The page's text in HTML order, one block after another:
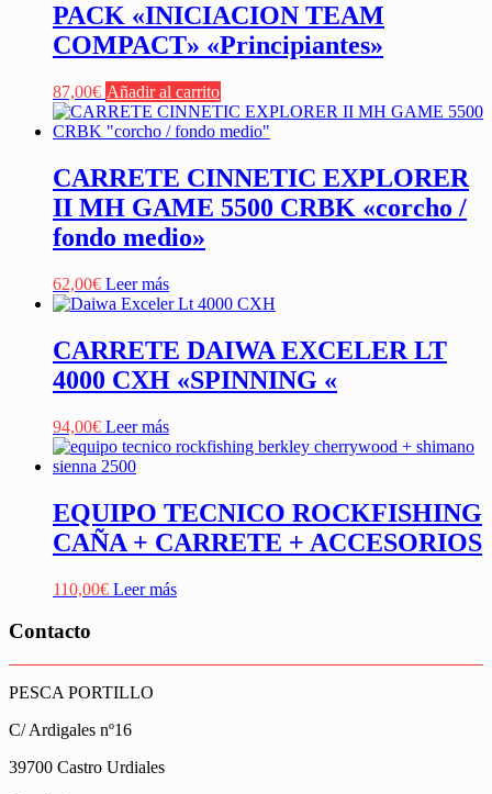
PACK «INICIACION TEAM
COMPACT» «Principiantes»
87,00€ Añadir al carrito
CARRETE CINNETIC EXPLORER
II MH GAME 5500 CRBK «corcho /
fondo medio»
62,00€ Leer más
CARRETE DAIWA EXCELER LT
4000 CXH «SPINNING «
94,00€ Leer más
EQUIPO TECNICO ROCKFISHING
CAÑA + CARRETE + ACCESORIOS
110,00€ Leer más
Contacto
PESCA PORTILLO
C/ Ardigales nº16
39700 Castro Urdiales